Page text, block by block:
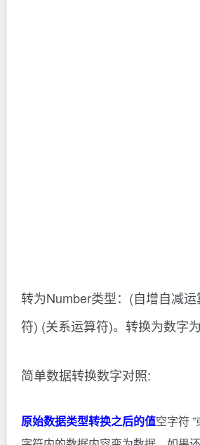
转为Number类型：(自增自减
符) (关系运算符)。转换为数字
简单数据转换数字对照:
原始数据类型转换之后的值空字符